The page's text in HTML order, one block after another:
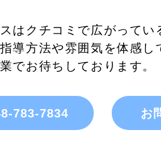
はクチコミで広がってい
導方法や雰囲気を体感し
でお待ちしております。
783-7834 お